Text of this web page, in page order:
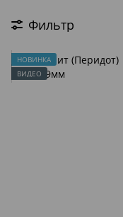
Фильтр
НОВИНКА
ВИДЕО